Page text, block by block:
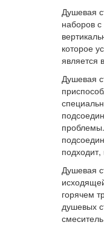
Душевая
наборов
которое
является
Душевая
подходит,
Душевая
горячем
душевых